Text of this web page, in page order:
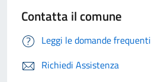
Contatta il comune
Leggi le domande frequenti
Richiedi Assistenza